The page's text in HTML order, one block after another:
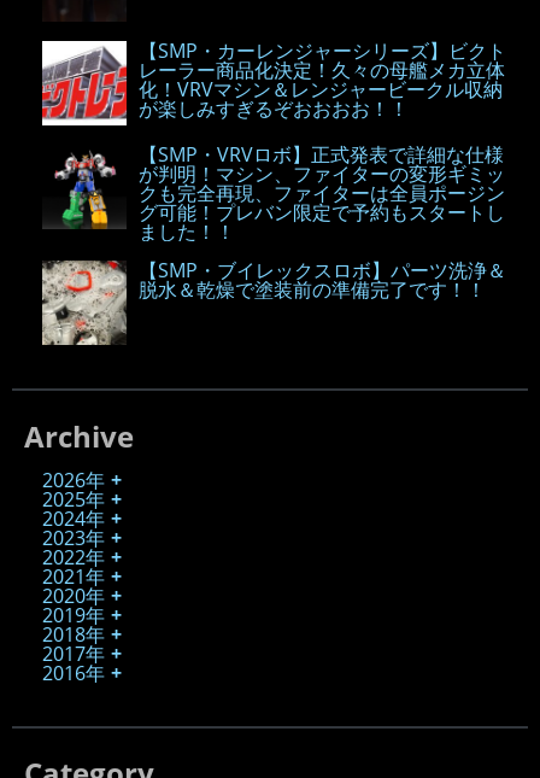
【SMP・カーレンジャーシリーズ】ビクト
レーラー商品化決定！久々の母艦メカ立体
化！VRVマシン＆レンジャービークル収納
が楽しみすぎるぞおおおお！！
【SMP・VRVロボ】正式発表で詳細な仕様
が判明！マシン、ファイターの変形ギミッ
クも完全再現、ファイターは全員ポージン
グ可能！プレバン限定で予約もスタートし
ました！！
【SMP・ブイレックスロボ】パーツ洗浄＆
脱水＆乾燥で塗装前の準備完了です！！
Archive
2026年
2025年
2024年
2023年
2022年
2021年
2020年
2019年
2018年
2017年
2016年